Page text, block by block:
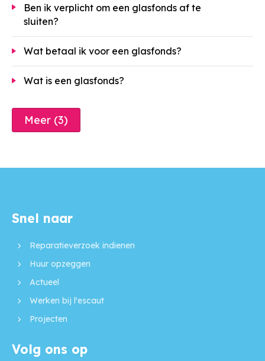
Ben ik verplicht om een glasfonds af te
sluiten?
Wat betaal ik voor een glasfonds?
Wat is een glasfonds?
Meer (3)
Contactinformatie
Snel naar
Reparatieverzoek indienen
Huur opzeggen
Actueel
Werken bij l'escaut
Projecten
Volg ons op